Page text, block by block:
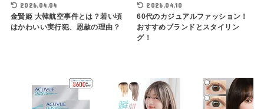
2026.04.04
金賢姫 大韓航空事件とは？若い頃
はかわいい実行犯、恩赦の理由？
2026.04.10
60代のカジュアルファッション！
おすすめブランドとスタイリン
グ！